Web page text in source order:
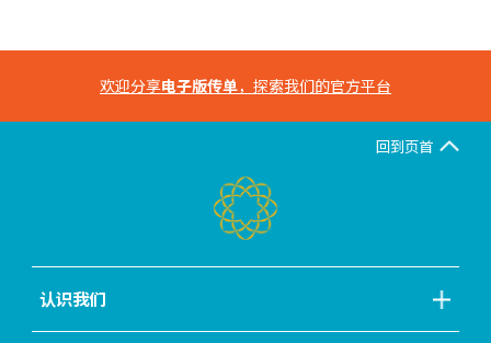
欢迎分享电子版传单，探索我们的官方平台
回到页首
认识我们